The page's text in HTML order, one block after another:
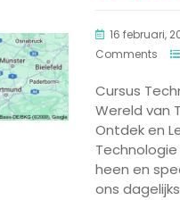
16 februari,
Comments
Cursus
Wereld van
Ontdek en
heen en
ons